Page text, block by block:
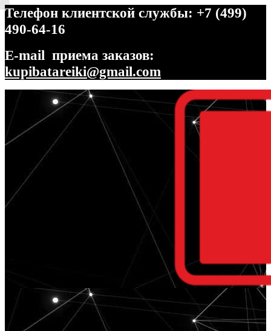
Телефон клиентской службы: +7 (499)
490-64-16
E-mail приема заказов:
kupibatareiki@gmail.com
Перейти
навигации
Перейти
содержимому